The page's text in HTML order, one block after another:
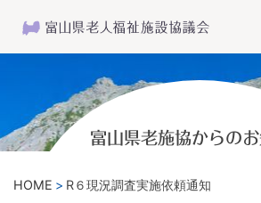
富山県老施協からの
HOME R６現況調査実施依頼通知